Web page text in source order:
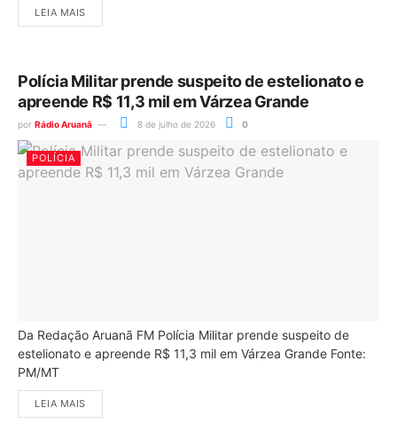
LEIA MAIS
Polícia Militar prende suspeito de estelionato e
apreende R$ 11,3 mil em Várzea Grande
por Rádio Aruanã 8 de julho de 2026 0
POLÍCIA
Da Redação Aruanã FM Polícia Militar prende suspeito de
estelionato e apreende R$ 11,3 mil em Várzea Grande Fonte:
PM/MT
LEIA MAIS